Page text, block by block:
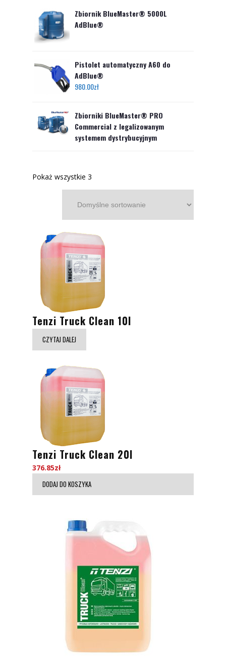
Zbiornik BlueMaster® 5000L
AdBlue®
Pistolet automatyczny A60 do
AdBlue®
980.00zł
Zbiorniki BlueMaster® PRO
Commercial z legalizowanym
systemem dystrybucyjnym
Pokaż wszystkie 3
Tenzi Truck Clean 10l
CZYTAJ DALEJ
Tenzi Truck Clean 20l
376.85zł
DODAJ DO KOSZYKA